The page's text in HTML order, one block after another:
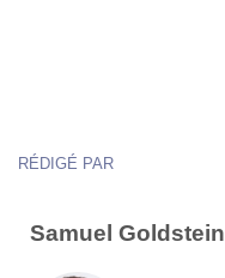
RÉDIGÉ PAR
Samuel Goldstein